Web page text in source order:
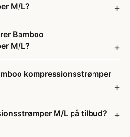
M/L?
Bamboo
M/L?
kompressionsstrømper
M/L på tilbud?